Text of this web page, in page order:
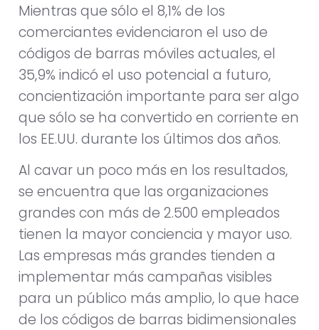
Mientras que sólo el 8,1% de los
comerciantes evidenciaron el uso de
códigos de barras móviles actuales, el
35,9% indicó el uso potencial a futuro,
concientización importante para ser algo
que sólo se ha convertido en corriente en
los EE.UU. durante los últimos dos años.
Al cavar un poco más en los resultados,
se encuentra que las organizaciones
grandes con más de 2.500 empleados
tienen la mayor conciencia y mayor uso.
Las empresas más grandes tienden a
implementar más campañas visibles
para un público más amplio, lo que hace
de los códigos de barras bidimensionales